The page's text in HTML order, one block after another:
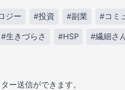
ジー #投資 #副業 #コミ
#生きづらさ #HSP #繊細さ
ー送信ができます。